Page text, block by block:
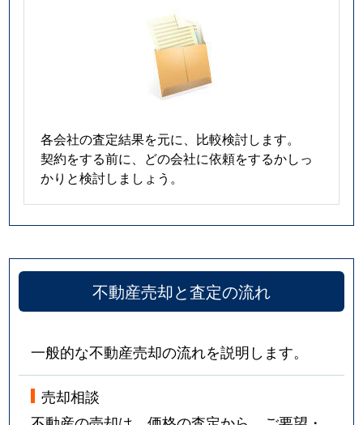
各会社の査定結果を元に、比較検討します。
契約をする前に、どの会社に依頼をするかしっ
かりと検討しましょう。
不動産売却と査定の流れ
一般的な不動産売却の流れを説明します。
売却相談